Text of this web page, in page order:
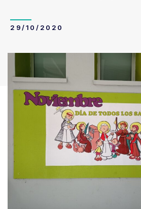
29/10/2020